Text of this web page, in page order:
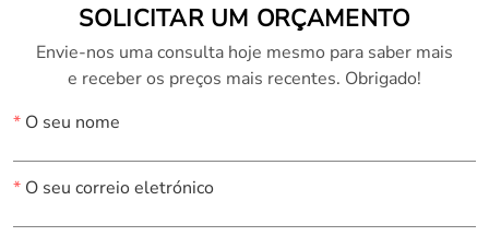
SOLICITAR UM ORÇAMENTO
Envie-nos uma consulta hoje mesmo para saber mais
e receber os preços mais recentes. Obrigado!
*O seu nome
*O seu correio eletrónico